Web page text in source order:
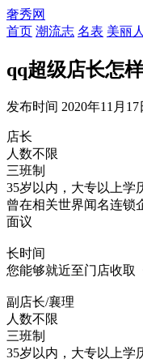
奢秀网
首页 潮流志 名表 美丽
qq超级店长怎
发布时间 2020年11月
店长
人数不限
三班制
35岁以内，大专以上学
曾在相关世界闻名连锁
面议
长时间
您能够就近至门店收取
副店长/襄理
人数不限
三班制
35岁以内，大专以上学